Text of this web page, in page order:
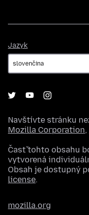
Jazyk
Navštívte stránku
Mozilla Corporation,
Časť tohto obsahu
vytvorená
Obsah je dostupný
license.
mozilla.org